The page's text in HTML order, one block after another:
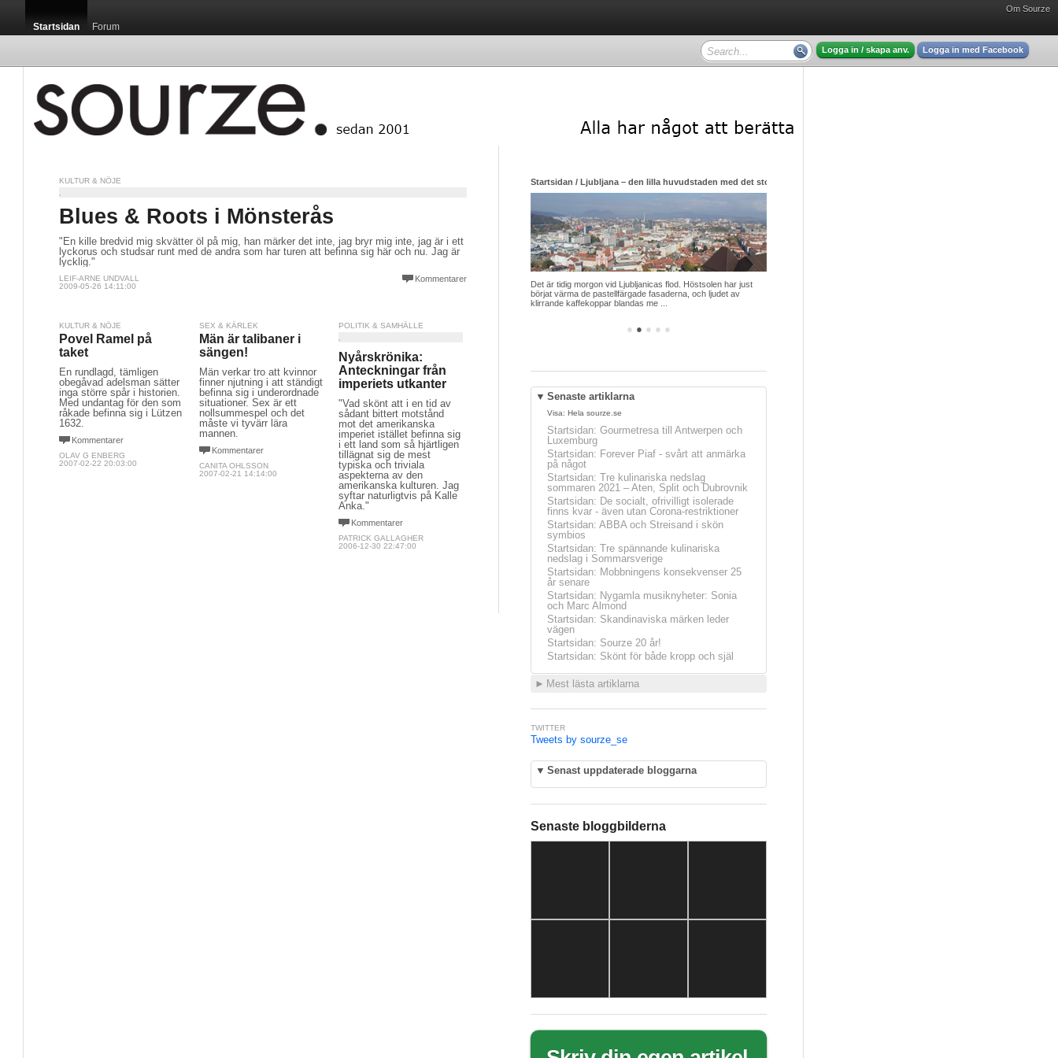
Om Sourze
Startsidan Forum
Logga in / skapa anv. Logga in med Facebook
KULTUR & NÖJE
Blues & Roots i Mönsterås
"En kille bredvid mig skvätter öl på mig, han märker det inte, jag bryr mig inte, jag är i ett
lyckorus och studsar runt med de andra som har turen att befinna sig här och nu. Jag är
lycklig."
Kommentarer
LEIF-ARNE UNDVALL
2009-05-26 14:11:00
KULTUR & NÖJE
Povel Ramel på
taket
En rundlagd, tämligen
obegåvad adelsman sätter
inga större spår i historien.
Med undantag för den som
råkade befinna sig i Lützen
1632.
Kommentarer
OLAV G ENBERG
2007-02-22 20:03:00
SEX & KÄRLEK
Män är talibaner i
sängen!
Män verkar tro att kvinnor
finner njutning i att ständigt
befinna sig i underordnade
situationer. Sex är ett
nollsummespel och det
måste vi tyvärr lära
mannen.
Kommentarer
CANITA OHLSSON
2007-02-21 14:14:00
POLITIK & SAMHÄLLE
Nyårskrönika:
Anteckningar från
imperiets utkanter
"Vad skönt att i en tid av
sådant bittert motstånd
mot det amerikanska
imperiet istället befinna sig
i ett land som så hjärtligen
tillägnat sig de mest
typiska och triviala
aspekterna av den
amerikanska kulturen. Jag
syftar naturligtvis på Kalle
Anka."
Kommentarer
PATRICK GALLAGHER
2006-12-30 22:47:00
● ● ● ● ●
Startsidan / Ljubljana – den lilla huvudstaden med det stora hjärtat
Det är tidig morgon vid Ljubljanicas flod. Höstsolen har just
börjat värma de pastellfärgade fasaderna, och ljudet av
klirrande kaffekoppar blandas me ...
▼ Senaste artiklarna
Visa: Hela sourze.se
Startsidan: Gourmetresa till Antwerpen och
Luxemburg
Startsidan: Forever Piaf - svårt att anmärka
på något
Startsidan: Tre kulinariska nedslag
sommaren 2021 – Aten, Split och Dubrovnik
Startsidan: De socialt, ofrivilligt isolerade
finns kvar - även utan Corona-restriktioner
Startsidan: ABBA och Streisand i skön
symbios
Startsidan: Tre spännande kulinariska
nedslag i Sommarsverige
Startsidan: Mobbningens konsekvenser 25
år senare
Startsidan: Nygamla musiknyheter: Sonia
och Marc Almond
Startsidan: Skandinaviska märken leder
vägen
Startsidan: Sourze 20 år!
Startsidan: Skönt för både kropp och själ
► Mest lästa artiklarna
TWITTER
Tweets by sourze_se
▼ Senast uppdaterade bloggarna
Senaste bloggbilderna